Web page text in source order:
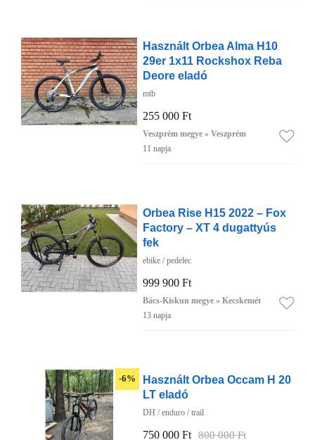
Használt Orbea Alma H10
29er 1x11 Rockshox Reba
Deore eladó
mtb
255 000 Ft
Veszprém megye » Veszprém
11 napja
Orbea Rise H15 2022 – Fox
Factory – XT 4 dugattyús
fek
ebike / pedelec
999 900 Ft
Bács-Kiskun megye » Kecskemét
13 napja
-6%
Használt Orbea Occam H 20
LT eladó
DH / enduro / trail
750 000 Ft 800 000 Ft